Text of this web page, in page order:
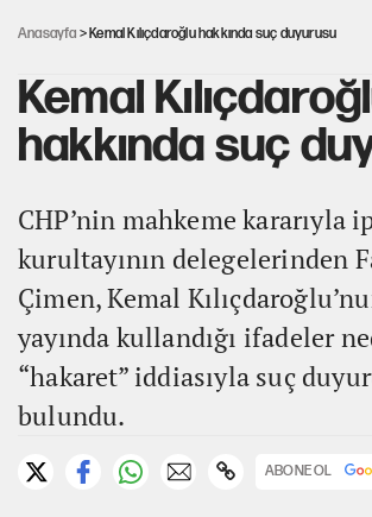
Anasayfa > Kemal Kılıçdaroğlu hakkında suç duyurusu
Kemal
hakkında suç
CHP’nin mahkeme kararıyla
kurultayının delegelerinden
Çimen, Kemal
yayında kullandığı ifadeler
“hakaret” iddiasıyla suç
bulundu.
ABONE OL